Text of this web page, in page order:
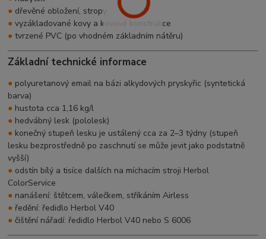
● dřevěné obložení, stropy
● vyzákladované kovy a kovové konstrukce
● tvrzené PVC (po vhodném základním nátěru)
Základní technické informace
● polyuretanový email na bázi alkydových pryskyřic (syntetická
barva)
● hustota cca 1,16 kg/l
● hedvábný lesk (pololesk)
● konečný stupeň lesku je ustálený cca za 2–3 týdny (stupeň
lesku bezprostředně po zaschnutí se může jevit jako podstatně
vyšší)
● odstín bílý a tisíce dalších na míchacím stroji Herbol
ColorService
● nanášení: štětcem, válečkem, stříkáním Airless
● ředění: ředidlo Herbol V40
● čištění nářadí: ředidlo Herbol V40 nebo S 6006